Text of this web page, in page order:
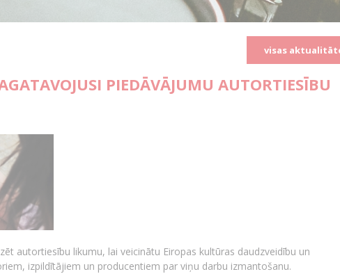
visas
PIEDĀVĀJUMU AUTORTIESĪBU
autortiesību likumu, lai veicinātu Eiropas kultūras daudzveidību un
izpildītājiem un producentiem par viņu darbu izmantošanu.